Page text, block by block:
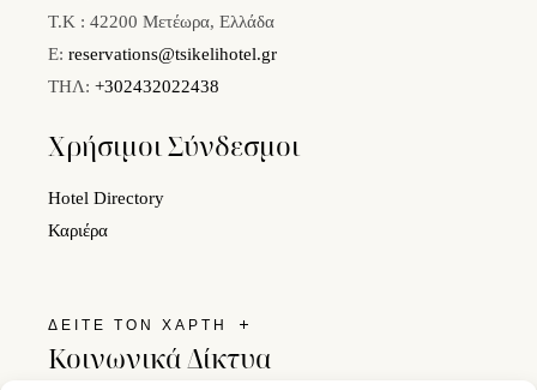
Τ.Κ : 42200 Μετέωρα, Ελλάδα
E:reservations@tsikelihotel.gr
ΤΗΛ:+302432022438
Χρήσιμοι Σύνδεσμοι
Hotel Directory
Καριέρα
ΔΕΙΤΕ ΤΟΝ ΧΑΡΤΗ
Κοινωνικά Δίκτυα